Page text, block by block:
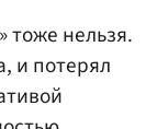
тоже нельзя.
и потерял